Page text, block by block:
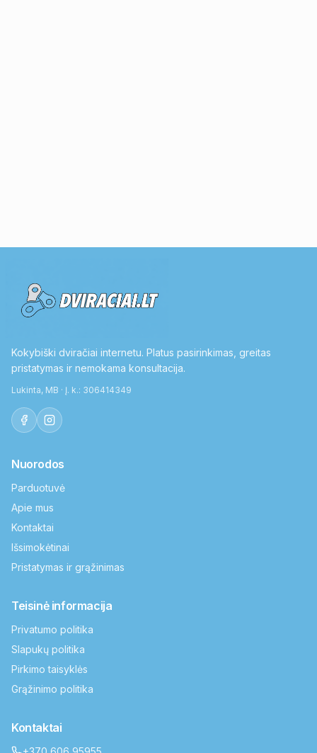
Kokybiški dviračiai internetu. Platus pasirinkimas, greitas
pristatymas ir nemokama konsultacija.
Lukinta, MB · Į. k.: 306414349
Nuorodos
Parduotuvė
Apie mus
Kontaktai
Išsimokėtinai
Pristatymas ir grąžinimas
Teisinė informacija
Privatumo politika
Slapukų politika
Pirkimo taisyklės
Grąžinimo politika
Kontaktai